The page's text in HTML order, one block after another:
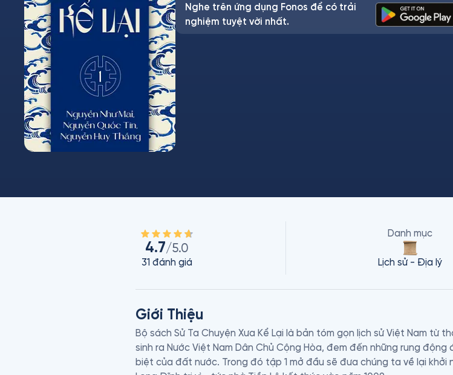
Nghe trên ứng dụng Fonos để có trải
nghiệm tuyệt vời nhất.
4.7/5.0
31 đánh giá
Danh mục
Lịch sử - Địa lý
Giới Thiệu
Bộ sách Sử Ta Chuyện Xưa Kể Lại là bản tóm gọn lịch sử Việt Nam từ
sinh ra Nước Việt Nam Dân Chủ Cộng Hòa, đem đến những rung
biệt của đất nước. Trong đó tập 1 mở đầu sẽ đưa chúng ta về lại khởi